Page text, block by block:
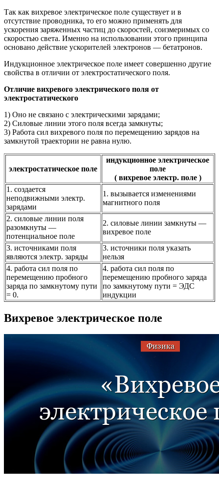
Так как вихревое электрическое поле существует и в
отсутствие проводника, то его можно применять для
ускорения заряженных частиц до скоростей, со­измеримых со
скоростью света. Именно на использовании этого принципа
основано действие ускорителей электронов — бетатронов.
Индукционное электрическое поле имеет совершенно другие
свойства в отличии от электростатического поля.
Отличие вихревого электрического поля от
электростатического
1) Оно не связано с электрическими зарядами;
2) Силовые линии этого поля всегда замкнуты;
3) Работа сил вихревого поля по перемещению зарядов на
замкнутой траектории не равна нулю.
электростатическое поле
индукционное электрическое
поле
( вихревое электр. поле )
1. создается
неподвижными электр.
зарядами
1. вызывается изменениями
магнитного поля
2. силовые линии поля
разомкнуты —
потенциальное поле
2. силовые линии замкнуты —
вихревое поле
3. источниками поля
являются электр. заряды
3. источники поля указать
нельзя
4. работа сил поля по
перемещению пробного
заряда по замкнутому пути
= 0.
4. работа сил поля по
перемещению пробного заряда
по замкнутому пути = ЭДС
индукции
Вихревое электрическое поле